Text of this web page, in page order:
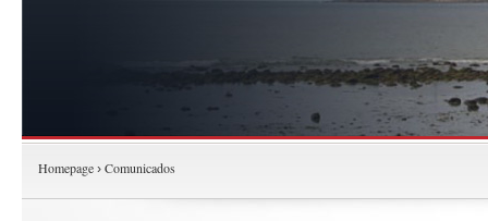
Homepage › Comunicados